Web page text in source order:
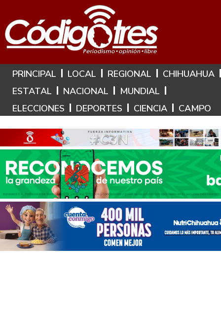
Hoy es: 8 de Agosto de 2026
PRINCIPAL LOCAL REGIONAL
CHIHUAHUA
ESTATAL
NACIONAL
MUNDIAL
ELECCIONES
DEPORTES CIENCIA CAMPO